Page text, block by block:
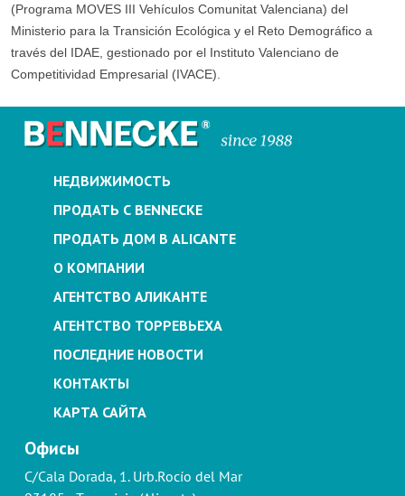
(Programa MOVES III Vehículos Comunitat Valenciana) del
Ministerio para la Transición Ecológica y el Reto Demográfico a
través del IDAE, gestionado por el Instituto Valenciano de
Competitividad Empresarial (IVACE).
НЕДВИЖИМОСТЬ
ПРОДАТЬ С BENNECKE
ПРОДАТЬ ДОМ В ALICANTE
О КОМПАНИИ
АГЕНТСТВО АЛИКАНТЕ
АГЕНТСТВО ТОРРЕВЬЕХА
ПОСЛЕДНИЕ НОВОСТИ
КОНТАКТЫ
КАРТА САЙТА
Офисы
C/Cala Dorada, 1. Urb.Rocío del Mar